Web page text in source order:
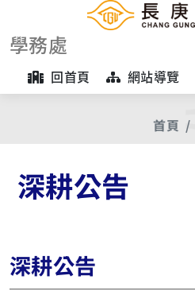
學務處
回首頁 網站導覽
首頁
深耕公告
深耕公告